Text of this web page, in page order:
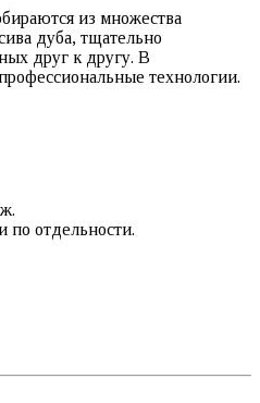
из множества
дуба, тщательно
друг к другу. В
технологии.
отдельности.